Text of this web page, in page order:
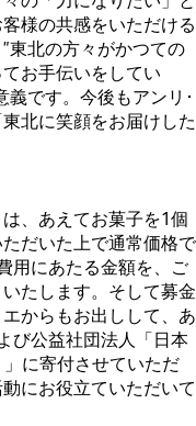
様の共感をいただける
東北の方々がかつての
お手伝いをしてい
です。 今後もアンリ･
北に笑顔をお届けした
、あえてお菓子を1個
だいた上で通常価格で
用にあたる金額を、ご
たします。そして募金
からもお出しして、あ
び公益社団法人「日本
に寄付させていただ
にお役立ていただいて